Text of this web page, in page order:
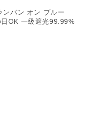
ンバン オン ブルー
OK 一級遮光99.99%